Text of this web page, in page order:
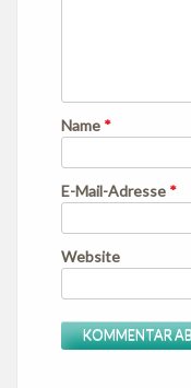
Name *
E-Mail-Adresse *
Website